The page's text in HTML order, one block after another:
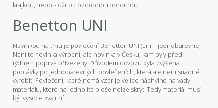
krajkou, nebo složitou ozdobnou bordurou.
Benetton UNI
Novinkou na trhu je povlečení Benetton UNI (uni = jednobarevné).
Není to novinka výrobní, ale novinka v Česku, kam byly před
týdnem poprvé přivezeny. Důvodem dovozu byla zvýšená
poptávky po jednobarevných povlečeních, která ale není snadné
vyrobit. Povlečení, které nemá vzor je velice náchylné na vady
materiálu, které na jednolité ploše nelze skrýt. Tedy materiál musí
být vysoce kvalitní.